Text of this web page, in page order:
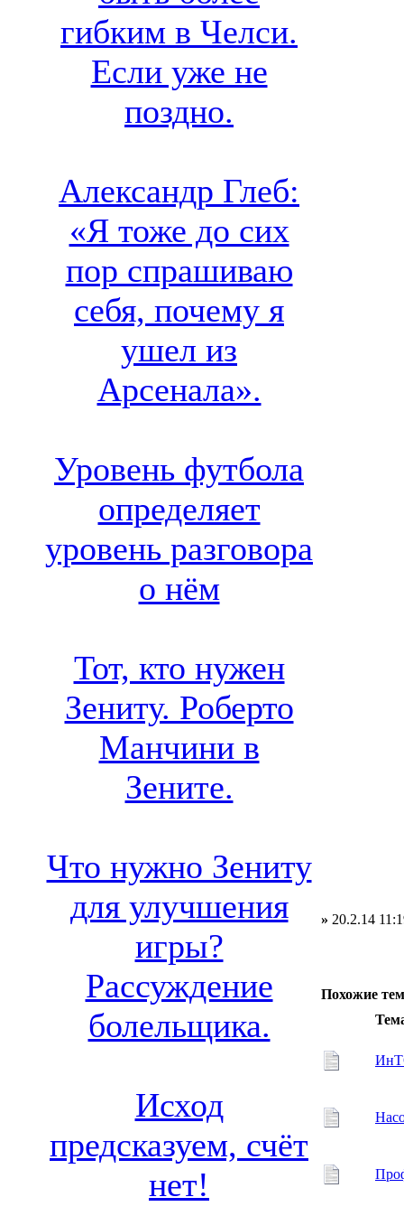
гибким в Челси.
Если уже не
поздно.
Александр Глеб:
«Я тоже до сих
пор спрашиваю
себя, почему я
ушел из
Арсенала».
Уровень футбола
определяет
уровень разговора
о нём
Тот, кто нужен
Зениту. Роберто
Манчини в
Зените.
Что нужно Зениту
для улучшения
игры?
Рассуждение
болельщика.
Исход
предсказуем, счёт
нет!
» 20.2.14
Похожие